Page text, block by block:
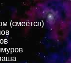
(смеётся)